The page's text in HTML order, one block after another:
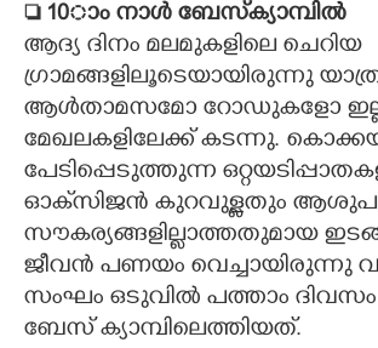
 10ാം നാൾ ബേസ്‌ക്യാമ്പിൽ
ആദ്യ ദിനം മലമുകളിലെ ചെറിയ
ഗ്രാമങ്ങളിലൂടെയായിരുന്നു യാത്ര.
ആൾതാമസമോ റോഡുകളോ
മേഖലകളിലേക്ക് കടന്നു.
പേടിപ്പെടുത്തുന്ന
ഓക്‌സിജൻ കുറവുള്ളതും
സൗകര്യങ്ങളില്ലാത്തതുമായ
ജീവൻ പണയം വെച്ചായിരുന്നു
സംഘം ഒടുവിൽ പത്താം ദിവസം
ബേസ് ക്യാമ്പിലെത്തിയത്.